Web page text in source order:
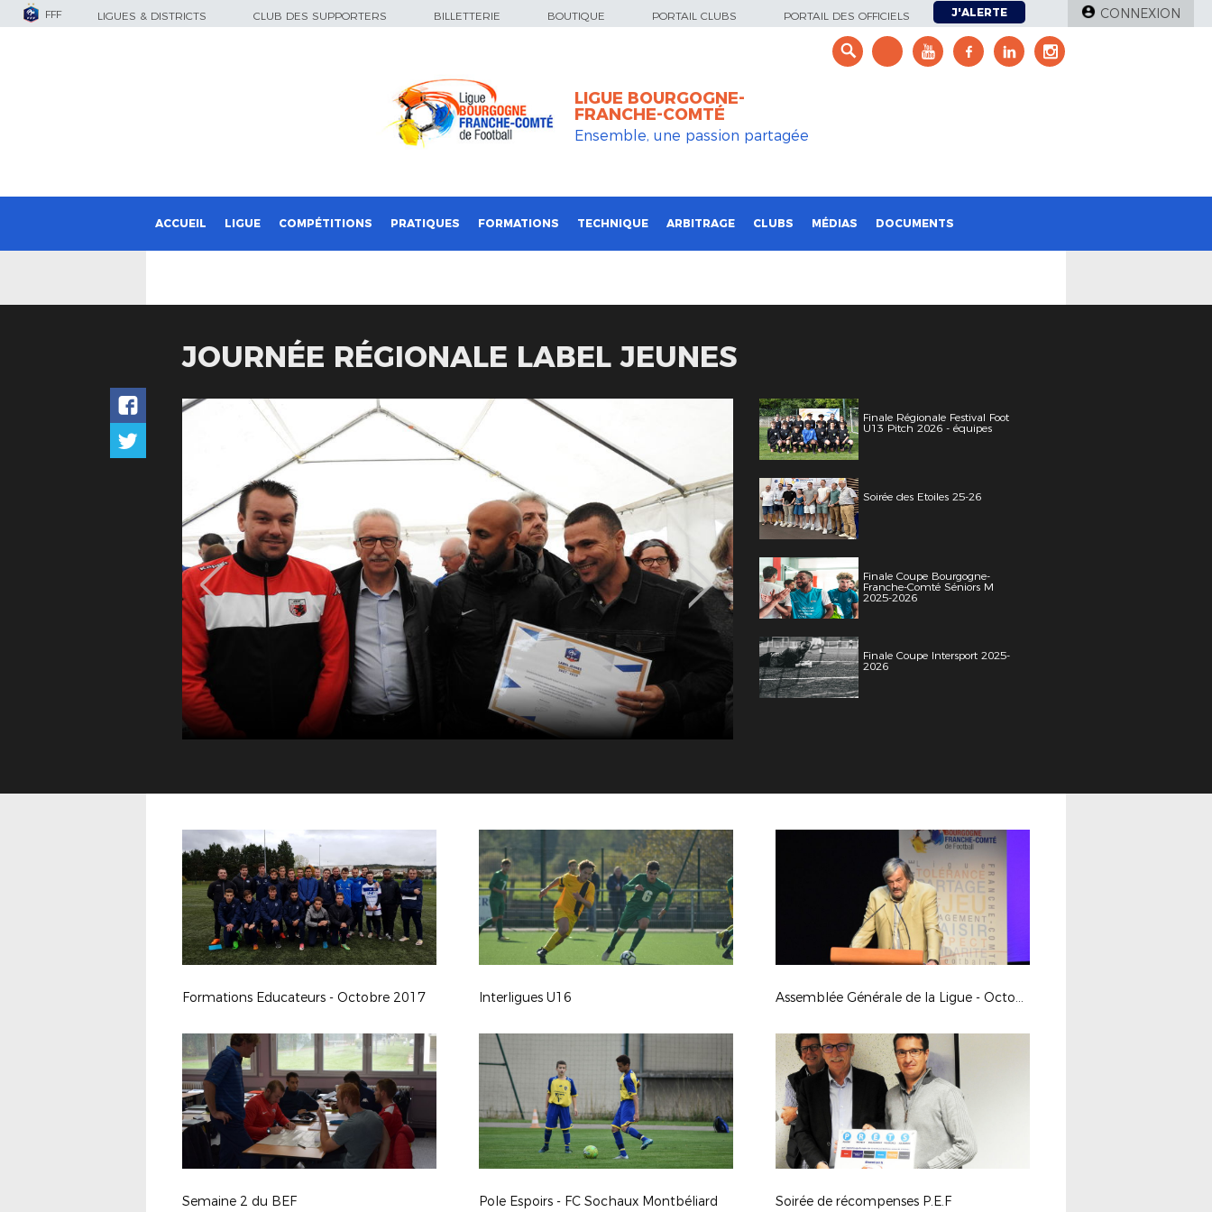
FFF LIGUES & DISTRICTS CLUB DES SUPPORTERS BILLETTERIE BOUTIQUE PORTAIL CLUBS PORTAIL DES OFFICIELS J'ALERTE CONNEXION
LIGUE BOURGOGNE-
FRANCHE-COMTÉ
Ensemble, une passion partagée
ACCUEIL LIGUE COMPÉTITIONS PRATIQUES FORMATIONS TECHNIQUE ARBITRAGE CLUBS MÉDIAS DOCUMENTS
JOURNÉE RÉGIONALE LABEL JEUNES
Finale Régionale Festival Foot
U13 Pitch 2026 - équipes
Soirée des Etoiles 25-26
Finale Coupe Bourgogne-
Franche-Comté Séniors M
2025-2026
Finale Coupe Intersport 2025-
2026
Formations Educateurs - Octobre 2017 Interligues U16 Assemblée Générale de la Ligue - Octobre 2017
Semaine 2 du BEF Pole Espoirs - FC Sochaux Montbéliard Soirée de récompenses P.E.F